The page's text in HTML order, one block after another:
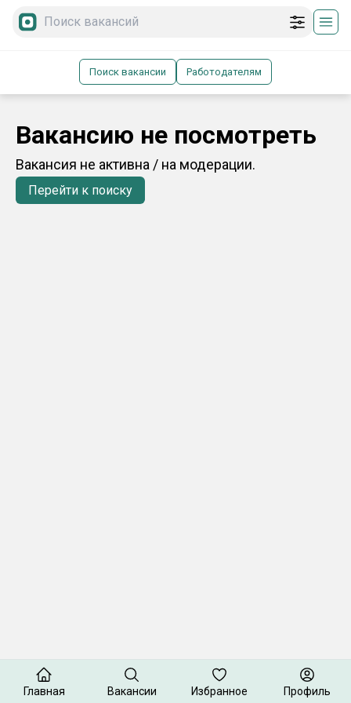
Поиск вакансии Работодателям
Вакансию не посмотреть
Вакансия не активна / на модерации.
Перейти к поиску
Главная Вакансии Избранное Профиль